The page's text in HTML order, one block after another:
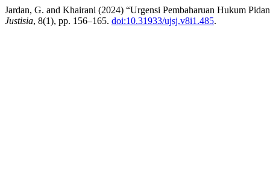
Jardan, G. and Khairani (2024) “Urgensi Pembaharuan Hukum
Justisia, 8(1), pp. 156–165. doi:10.31933/ujsj.v8i1.485.